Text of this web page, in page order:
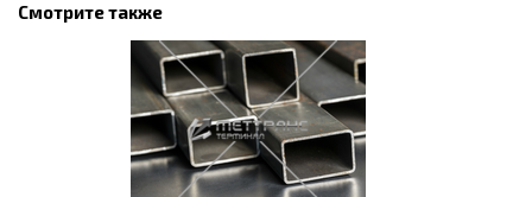
Смотрите также